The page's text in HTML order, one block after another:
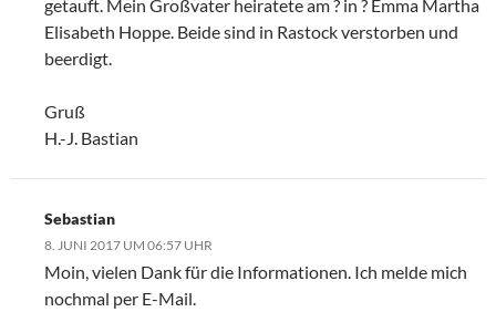
getauft. Mein Großvater heiratete am ? in ? Emma Martha
Elisabeth Hoppe. Beide sind in Rastock verstorben und
beerdigt.
Gruß
H.-J. Bastian
Sebastian
8. JUNI 2017 UM 06:57 UHR
Moin, vielen Dank für die Informationen. Ich melde mich
nochmal per E-Mail.